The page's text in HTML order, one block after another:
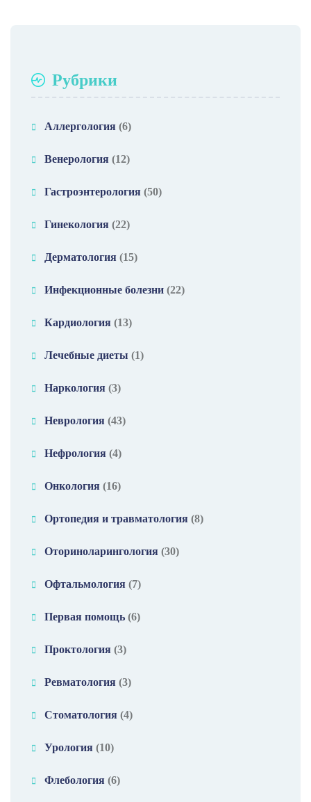
Рубрики
Аллергология (6)
Венерология (12)
Гастроэнтерология (50)
Гинекология (22)
Дерматология (15)
Инфекционные болезни (22)
Кардиология (13)
Лечебные диеты (1)
Наркология (3)
Неврология (43)
Нефрология (4)
Онкология (16)
Ортопедия и травматология (8)
Оториноларингология (30)
Офтальмология (7)
Первая помощь (6)
Проктология (3)
Ревматология (3)
Стоматология (4)
Урология (10)
Флебология (6)